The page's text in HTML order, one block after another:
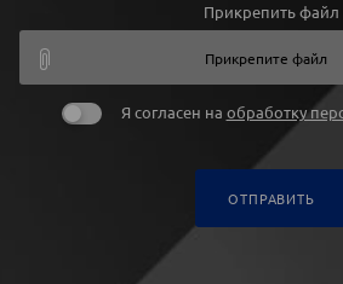
Прикрепить файл
Прикрепите файл
Я согласен на обработку
ОТПРАВИТЬ